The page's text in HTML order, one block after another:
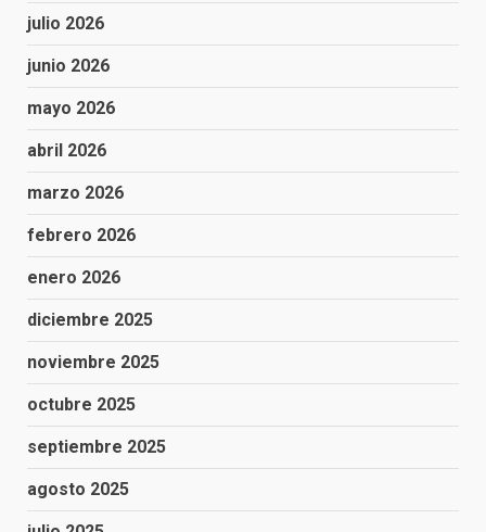
julio 2026
junio 2026
mayo 2026
abril 2026
marzo 2026
febrero 2026
enero 2026
diciembre 2025
noviembre 2025
octubre 2025
septiembre 2025
agosto 2025